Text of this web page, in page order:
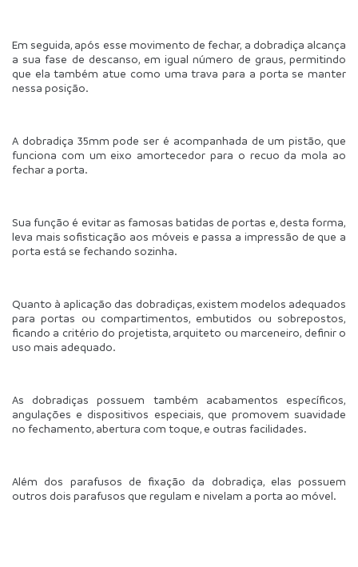
Em seguida, após esse movimento de fechar, a dobradiça alcança
a sua fase de descanso, em igual número de graus, permitindo
que ela também atue como uma trava para a porta se manter
nessa posição.
A dobradiça 35mm pode ser é acompanhada de um pistão, que
funciona com um eixo amortecedor para o recuo da mola ao
fechar a porta.
Sua função é evitar as famosas batidas de portas e, desta forma,
leva mais sofisticação aos móveis e passa a impressão de que a
porta está se fechando sozinha.
Quanto à aplicação das dobradiças, existem modelos adequados
para portas ou compartimentos, embutidos ou sobrepostos,
ficando a critério do projetista, arquiteto ou marceneiro, definir o
uso mais adequado.
As dobradiças possuem também acabamentos específicos,
angulações e dispositivos especiais, que promovem suavidade
no fechamento, abertura com toque, e outras facilidades.
Além dos parafusos de fixação da dobradiça, elas possuem
outros dois parafusos que regulam e nivelam a porta ao móvel.